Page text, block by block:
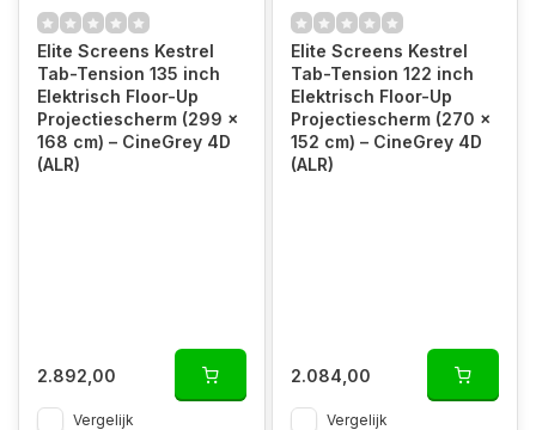
Elite Screens Kestrel
Tab-Tension 135 inch
Elektrisch Floor-Up
Projectiescherm (299 x
168 cm) – CineGrey 4D
(ALR)
2.892,00
Vergelijk
Elite Screens Kestrel
Tab-Tension 122 inch
Elektrisch Floor-Up
Projectiescherm (270 x
152 cm) – CineGrey 4D
(ALR)
2.084,00
Vergelijk